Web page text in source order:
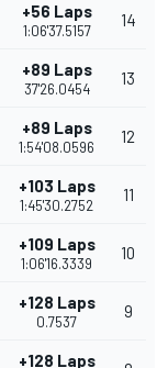
+56 Laps
1:06'37.5157
14
+89 Laps
37'26.0454
13
+89 Laps
1:54'08.0596
12
+103 Laps
1:45'30.2752
11
+109 Laps
1:06'16.3339
10
+128 Laps
0.7537
9
+128 Laps